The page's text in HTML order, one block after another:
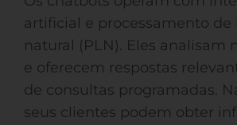
artificial e processamento
natural (PLN). Eles analisam
e oferecem respostas
de consultas programadas.
seus clientes podem obter